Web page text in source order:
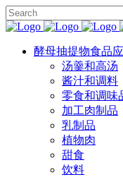
酵母抽提物食品
汤羹和高汤
酱汁和调料
零食和调味
加工肉制品
乳制品
植物肉
甜食
饮料